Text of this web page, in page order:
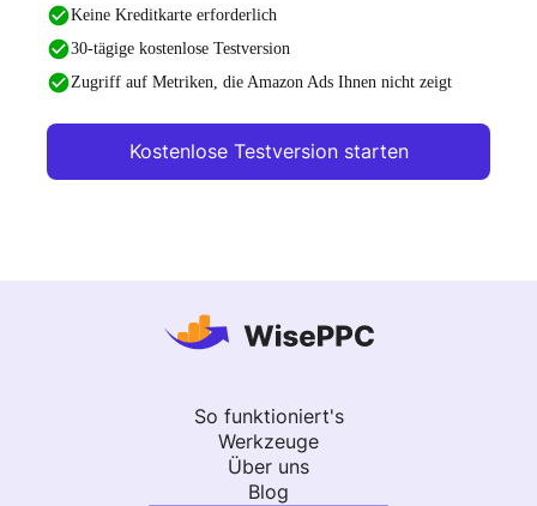
Keine Kreditkarte erforderlich
30-tägige kostenlose Testversion
Zugriff auf Metriken, die Amazon Ads Ihnen nicht zeigt
Kostenlose Testversion starten
So funktioniert's
Werkzeuge
Über uns
Blog